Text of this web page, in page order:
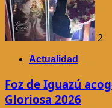
2
Actualidad
Foz de Iguazú
Gloriosa 2026